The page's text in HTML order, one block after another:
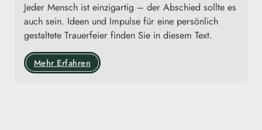
Jeder Mensch ist einzigartig – der Abschied sollte es
auch sein. Ideen und Impulse für eine persönlich
gestaltete Trauerfeier finden Sie in diesem Text.
Mehr Erfahren